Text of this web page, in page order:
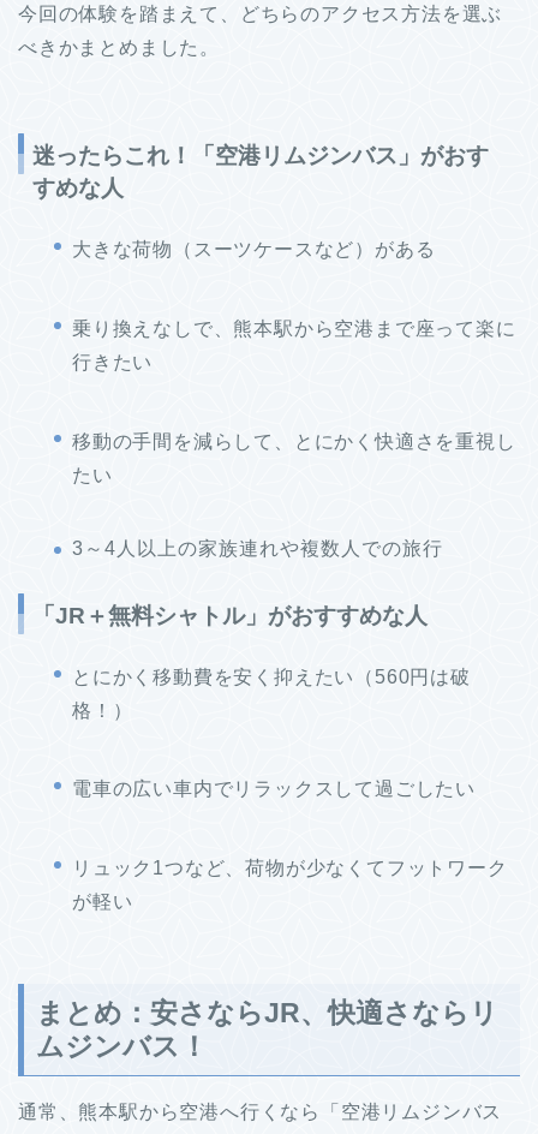
今回の体験を踏まえて、どちらのアクセス方法を選ぶ
べきかまとめました。
迷ったらこれ！「空港リムジンバス」がおす
すめな人
大きな荷物（スーツケースなど）がある
乗り換えなしで、熊本駅から空港まで座って楽に
行きたい
移動の手間を減らして、とにかく快適さを重視し
たい
3～4人以上の家族連れや複数人での旅行
「JR＋無料シャトル」がおすすめな人
とにかく移動費を安く抑えたい（560円は破
格！）
電車の広い車内でリラックスして過ごしたい
リュック1つなど、荷物が少なくてフットワーク
が軽い
まとめ：安さならJR、快適さならリ
ムジンバス！
通常、熊本駅から空港へ行くなら「空港リムジンバス